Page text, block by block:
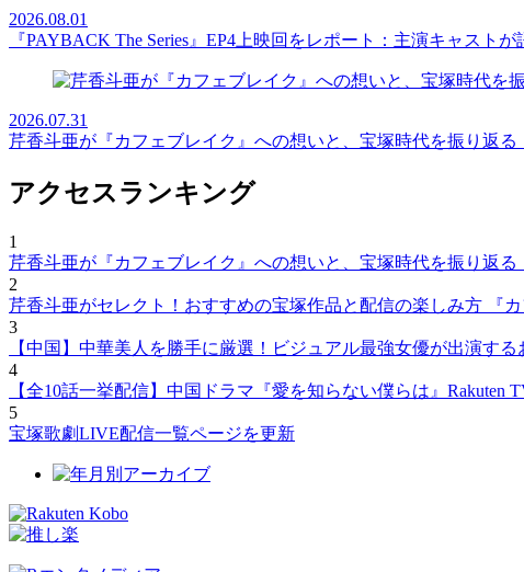
2026.08.01
『PAYBACK The Series』EP4上映回をレポート：主演キャスト
2026.07.31
芹香斗亜が『カフェブレイク』への想いと、宝塚時代を振り返
アクセスランキング
1
芹香斗亜が『カフェブレイク』への想いと、宝塚時代を振り返
2
芹香斗亜がセレクト！おすすめの宝塚作品と配信の楽しみ方 『
3
【中国】中華美人を勝手に厳選！ビジュアル最強女優が出演する
4
【全10話一挙配信】中国ドラマ『愛を知らない僕らは』Rakuten
5
宝塚歌劇LIVE配信一覧ページを更新